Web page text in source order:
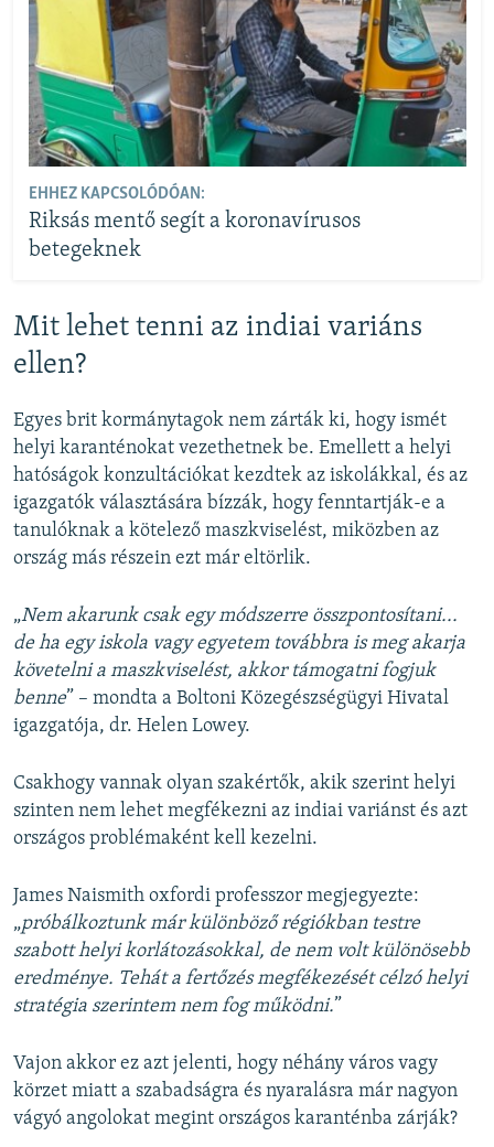
EHHEZ KAPCSOLÓDÓAN:
Riksás mentő segít a koronavírusos
betegeknek
Mit lehet tenni az indiai variáns
ellen?
Egyes brit kormánytagok nem zárták ki, hogy ismét
helyi karanténokat vezethetnek be. Emellett a helyi
hatóságok konzultációkat kezdtek az iskolákkal, és az
igazgatók választására bízzák, hogy fenntartják-e a
tanulóknak a kötelező maszkviselést, miközben az
ország más részein ezt már eltörlik.
„Nem akarunk csak egy módszerre összpontosítani...
de ha egy iskola vagy egyetem továbbra is meg akarja
követelni a maszkviselést, akkor támogatni fogjuk
benne” – mondta a Boltoni Közegészségügyi Hivatal
igazgatója, dr. Helen Lowey.
Csakhogy vannak olyan szakértők, akik szerint helyi
szinten nem lehet megfékezni az indiai variánst és azt
országos problémaként kell kezelni.
James Naismith oxfordi professzor megjegyezte:
„próbálkoztunk már különböző régiókban testre
szabott helyi korlátozásokkal, de nem volt különösebb
eredménye. Tehát a fertőzés megfékezését célzó helyi
stratégia szerintem nem fog működni.”
Vajon akkor ez azt jelenti, hogy néhány város vagy
körzet miatt a szabadságra és nyaralásra már nagyon
vágyó angolokat megint országos karanténba zárják?